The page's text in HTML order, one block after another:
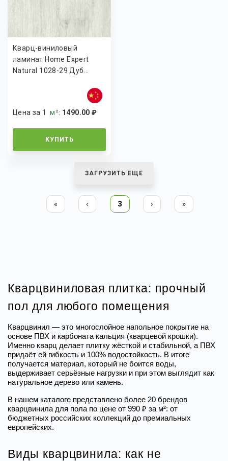
Кварц-виниловый
ламинат Home Expert
Natural 1028-29 Дуб...
Цена за 1м²: 1490.00 ₽
КУПИТЬ
ЗАГРУЗИТЬ ЕЩЕ
« ‹ 3 › »
Кварцвиниловая плитка: прочный
пол для любого помещения
Кварцвинил — это многослойное напольное покрытие на
основе ПВХ и карбоната кальция (кварцевой крошки).
Именно кварц делает плитку жёсткой и стабильной, а ПВХ
придаёт ей гибкость и 100% водостойкость. В итоге
получается материал, который не боится воды,
выдерживает серьёзные нагрузки и при этом выглядит как
натуральное дерево или камень.
В нашем каталоге представлено более 20 брендов
кварцвинила для пола по цене от 990 ₽ за м²: от
бюджетных российских коллекций до премиальных
европейских.
Виды кварцвинила: как не